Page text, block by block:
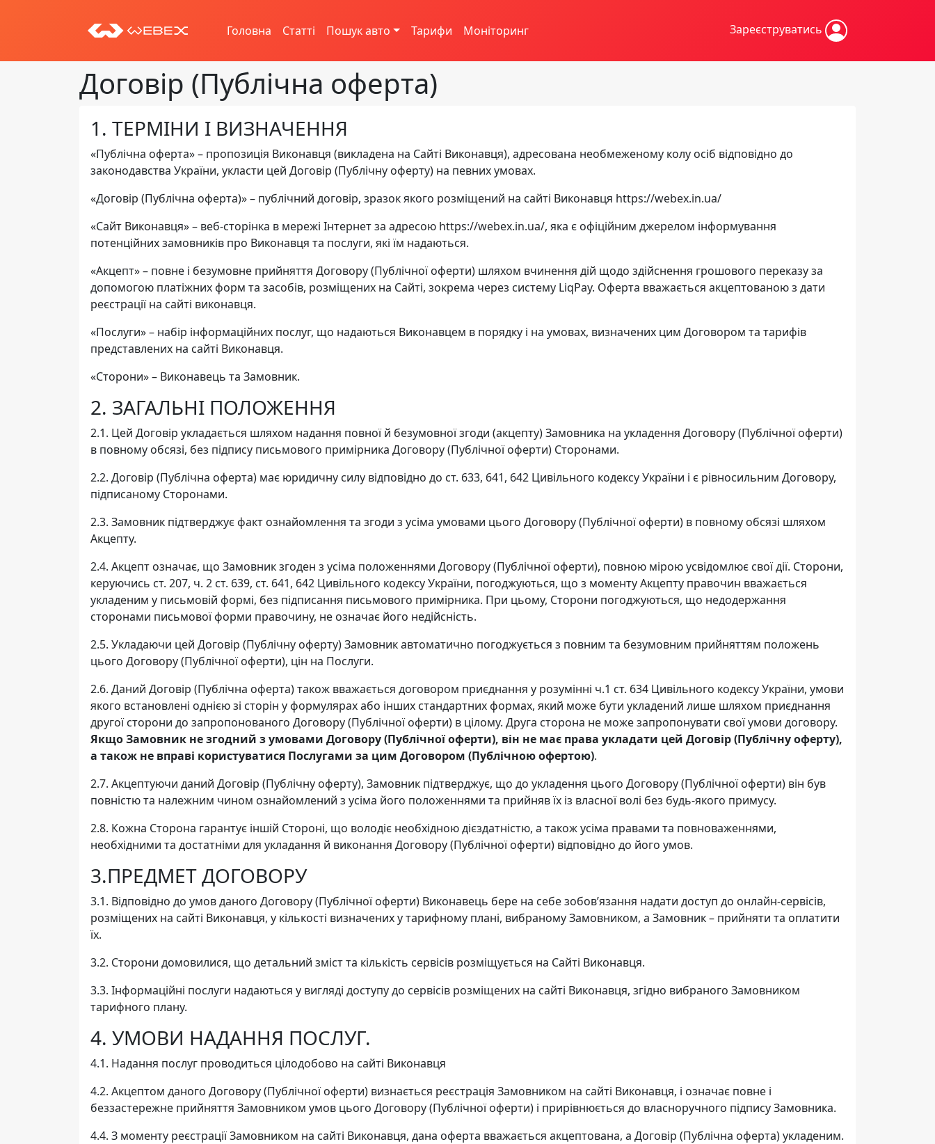
Головна Статті Пошук авто Тарифи Моніторинг Зареєструватись
Договір (Публічна оферта)
1. ТЕРМІНИ І ВИЗНАЧЕННЯ
«Публічна оферта» – пропозиція Виконавця (викладена на Сайті Виконавця), адресована необмеженому колу осіб відповідно до
законодавства України, укласти цей Договір (Публічну оферту) на певних умовах.
«Договір (Публічна оферта)» – публічний договір, зразок якого розміщений на сайті Виконавця https://webex.in.ua/
«Cайт Виконавця» – веб-сторінка в мережі Інтернет за адресою https://webex.in.ua/, яка є офіційним джерелом інформування
потенційних замовників про Виконавця та послуги, які їм надаються.
«Акцепт» – повне і безумовне прийняття Договору (Публічної оферти) шляхом вчинення дій щодо здійснення грошового переказу за
допомогою платіжних форм та засобів, розміщених на Сайті, зокрема через систему LiqPay. Оферта вважається акцептованою з дати
реєстрації на сайті виконавця.
«Послуги» – набір інформаційних послуг, що надаються Виконавцем в порядку і на умовах, визначених цим Договором та тарифів
представлених на сайті Виконавця.
«Сторони» – Виконавець та Замовник.
2. ЗАГАЛЬНІ ПОЛОЖЕННЯ
2.1. Цей Договір укладається шляхом надання повної й безумовної згоди (акцепту) Замовника на укладення Договору (Публічної оферти)
в повному обсязі, без підпису письмового примірника Договору (Публічної оферти) Сторонами.
2.2. Договір (Публічна оферта) має юридичну силу відповідно до ст. 633, 641, 642 Цивільного кодексу України і є рівносильним Договору,
підписаному Сторонами.
2.3. Замовник підтверджує факт ознайомлення та згоди з усіма умовами цього Договору (Публічної оферти) в повному обсязі шляхом
Акцепту.
2.4. Акцепт означає, що Замовник згоден з усіма положеннями Договору (Публічної оферти), повною мірою усвідомлює свої дії. Сторони,
керуючись ст. 207, ч. 2 ст. 639, ст. 641, 642 Цивільного кодексу України, погоджуються, що з моменту Акцепту правочин вважається
укладеним у письмовій формі, без підписання письмового примірника. При цьому, Сторони погоджуються, що недодержання
сторонами письмової форми правочину, не означає його недійсність.
2.5. Укладаючи цей Договір (Публічну оферту) Замовник автоматично погоджується з повним та безумовним прийняттям положень
цього Договору (Публічної оферти), цін на Послуги.
2.6. Даний Договір (Публічна оферта) також вважається договором приєднання у розумінні ч.1 ст. 634 Цивільного кодексу України, умови
якого встановлені однією зі сторін у формулярах або інших стандартних формах, який може бути укладений лише шляхом приєднання
другої сторони до запропонованого Договору (Публічної оферти) в цілому. Друга сторона не може запропонувати свої умови договору.
Якщо Замовник не згодний з умовами Договору (Публічної оферти), він не має права укладати цей Договір (Публічну оферту),
а також не вправі користуватися Послугами за цим Договором (Публічною офертою).
2.7. Акцептуючи даний Договір (Публічну оферту), Замовник підтверджує, що до укладення цього Договору (Публічної оферти) він був
повністю та належним чином ознайомлений з усіма його положеннями та прийняв їх із власної волі без будь-якого примусу.
2.8. Кожна Сторона гарантує іншій Стороні, що володіє необхідною дієздатністю, а також усіма правами та повноваженнями,
необхідними та достатніми для укладання й виконання Договору (Публічної оферти) відповідно до його умов.
3.ПРЕДМЕТ ДОГОВОРУ
3.1. Відповідно до умов даного Договору (Публічної оферти) Виконавець бере на себе зобов’язання надати доступ до онлайн-сервісів,
розміщених на сайті Виконавця, у кількості визначених у тарифному плані, вибраному Замовником, а Замовник – прийняти та оплатити
їх.
3.2. Сторони домовилися, що детальний зміст та кількість сервісів розміщується на Сайті Виконавця.
3.3. Інформаційні послуги надаються у вигляді доступу до сервісів розміщених на сайті Виконавця, згідно вибраного Замовником
тарифного плану.
4. УМОВИ НАДАННЯ ПОСЛУГ.
4.1. Надання послуг проводиться цілодобово на сайті Виконавця
4.2. Акцептом даного Договору (Публічної оферти) визнається реєстрація Замовником на сайті Виконавця, і означає повне і
беззастережне прийняття Замовником умов цього Договору (Публічної оферти) і прирівнюється до власноручного підпису Замовника.
4.4. З моменту реєстрації Замовником на сайті Виконавця, дана оферта вважається акцептована, а Договір (Публічна оферта) укладеним.